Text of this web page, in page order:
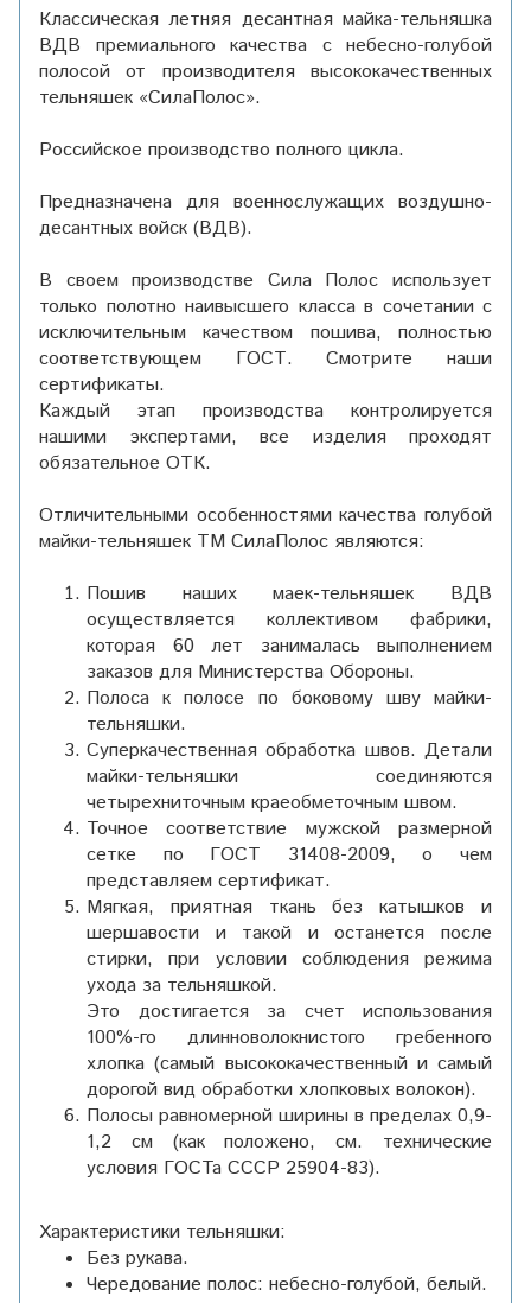
Классическая летняя десантная майка-тельняшка
ВДВ премиального качества с небесно-голубой
полосой от производителя высококачественных
тельняшек «СилаПолос».
Российское производство полного цикла.
Предназначена для военнослужащих воздушно-
десантных войск (ВДВ).
В своем производстве Сила Полос использует
только полотно наивысшего класса в сочетании с
исключительным качеством пошива, полностью
соответствующем ГОСТ. Смотрите наши
сертификаты.
Каждый этап производства контролируется
нашими экспертами, все изделия проходят
обязательное ОТК.
Отличительными особенностями качества голубой
майки-тельняшек ТМ СилаПолос являются:
Пошив наших маек-тельняшек ВДВ
осуществляется коллективом фабрики,
которая 60 лет занималась выполнением
заказов для Министерства Обороны.
Полоса к полосе по боковому шву майки-
тельняшки.
Суперкачественная обработка швов. Детали
майки-тельняшки соединяются
четырехниточным краеобметочным швом.
Точное соответствие мужской размерной
сетке по ГОСТ 31408-2009, о чем
представляем сертификат.
Мягкая, приятная ткань без катышков и
шершавости и такой и останется после
стирки, при условии соблюдения режима
ухода за тельняшкой.
Это достигается за счет использования
100%-го длинноволокнистого гребенного
хлопка (самый высококачественный и самый
дорогой вид обработки хлопковых волокон).
Полосы равномерной ширины в пределах 0,9-
1,2 см (как положено, см. технические
условия ГОСТа СССР 25904-83).
Характеристики тельняшки:
Без рукава.
Чередование полос: небесно-голубой, белый.